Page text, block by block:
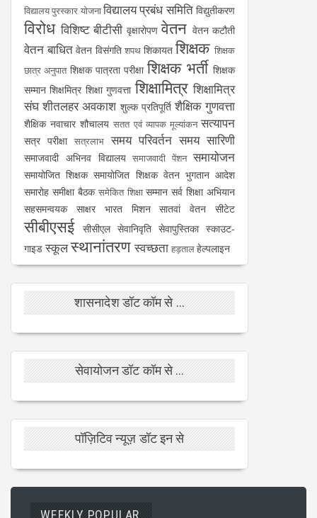
विद्यालय पुरस्कार योजनाविद्यालय प्रबंध समिति विद्युतीकरण
विरोध विशिष्ट बीटीसी वृक्षारोपण वेतन वेतन कटौती
वेतन बाधित वेतन विसंगति शपथ शिकायत शिक्षक शिक्षक
छात्र अनुपात शिक्षक पात्रता परीक्षा शिक्षक भर्ती शिक्षक
सम्मान शिक्षमित्र शिक्षा गुणवत्ता शिक्षामित्र शिक्षामित्र
संघ शीतलहर अवकाश शुल्क प्रतिपूर्ति शैक्षिक गुणवत्ता
शैक्षिक नवाचार शौचालय सतत एवं व्यापक मूल्यांकन सत्यापन
सत्र परीक्षा सत्रलाभ समय परिवर्तन समय सारिणी
समाजवादी अभिनव विद्यालय समाजवादी पेंशन समायोजन
समायोजित शिक्षक समायोजित शिक्षक वेतन भुगतान आदेश
समारोह समीक्षा बैठक समेकित शिक्षा सम्मान सर्व शिक्षा अभियान
सहसमन्वयक
साक्षर भारत मिशन सातवां वेतन सीटेट
सीबीएसई सीसीएल सेवानिवृति सेवापुस्तिका स्काउट-
गाइड स्कूलस्थानांतरण स्वच्छता हड़तालहेल्पलाइन
शासनादेश डॉट कॉम से ...
सेवायोजन डॉट कॉम से ...
पॉज़िटिव न्यूज़ डॉट इन से
WEEKLY POPULAR